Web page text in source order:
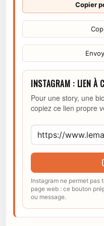
Copier
INSTAGRAM : LIEN À
Pour une story, une
copiez ce lien propre
Instagram ne permet pas
page web : ce bouton
ou message.